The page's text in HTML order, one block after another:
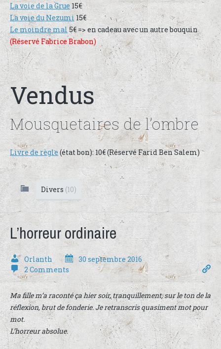
La voie de la Grue 15€
La voie du Nezumi15€
Le moindre mal 5€ => en cadeau avec un autre bouquin
(Réservé Fabrice Brabon)
Vendus
Mousquetaires de l’ombre
Livre de règle (état bon): 10€ (Réservé Farid Ben Salem)
Divers (10)
L’horreur ordinaire
Orlanth
30 septembre 2016
2 Comments
Ma fille m’a raconté ça hier soir, tranquillement, sur le ton de la
réflexion, brut de fonderie. Je retranscris quasiment mot pour
mot.
L’horreur absolue.